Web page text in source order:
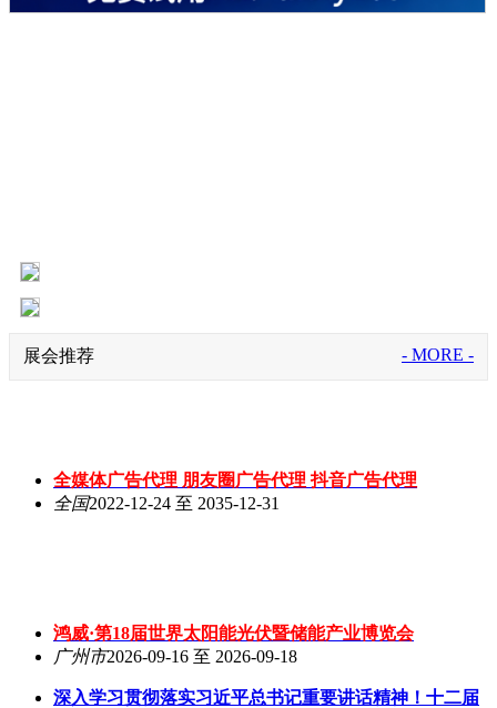
展会推荐 - MORE -
全媒体广告代理 朋友圈广告代理 抖音广告代理
全国2022-12-24 至 2035-12-31
鸿威·第18届世界太阳能光伏暨储能产业博览会
广州市2026-09-16 至 2026-09-18
深入学习贯彻落实习近平总书记重要讲话精神！十二届